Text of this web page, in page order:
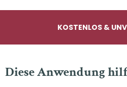
KOSTENLOS &
Diese Anwendung